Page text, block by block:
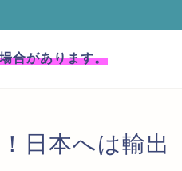
合があります。
日本へは輸出